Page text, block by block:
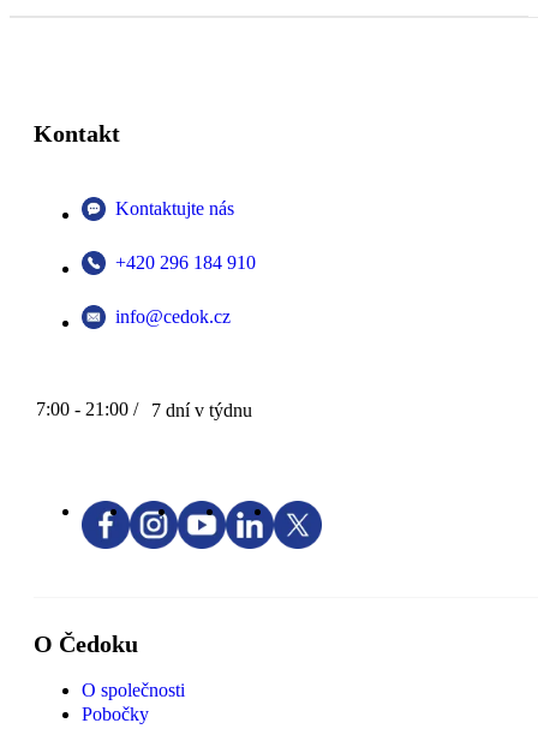
Kontakt
Kontaktujte nás
+420 296 184 910
info@cedok.cz
7:00 - 21:00 / 7 dní v týdnu
O Čedoku
O společnosti
Pobočky